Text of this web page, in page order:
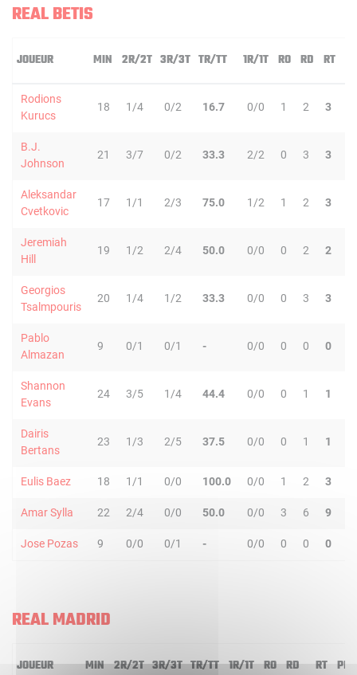
REAL BETIS
JOUEUR MIN 2R/2T 3R/3T TR/TT 1R/1T RO RD RT
Rodions
Kurucs
18 1/4 0/2 16.7 0/0 1 2 3
B.J.
Johnson
21 3/7 0/2 33.3 2/2 0 3 3
Aleksandar
Cvetkovic
17 1/1 2/3 75.0 1/2 1 2 3
Jeremiah
Hill
19 1/2 2/4 50.0 0/0 0 2 2
Georgios
Tsalmpouris
20 1/4 1/2 33.3 0/0 0 3 3
Pablo
Almazan
9 0/1 0/1 - 0/0 0 0 0
Shannon
Evans
24 3/5 1/4 44.4 0/0 0 1 1
Dairis
Bertans
23 1/3 2/5 37.5 0/0 0 1 1
Eulis Baez 18 1/1 0/0 100.0 0/0 1 2 3
Amar Sylla 22 2/4 0/0 50.0 0/0 3 6 9
Jose Pozas 9 0/0 0/1 - 0/0 0 0 0
REAL MADRID
JOUEUR MIN 2R/2T 3R/3T TR/TT 1R/1T RO RD RT PD